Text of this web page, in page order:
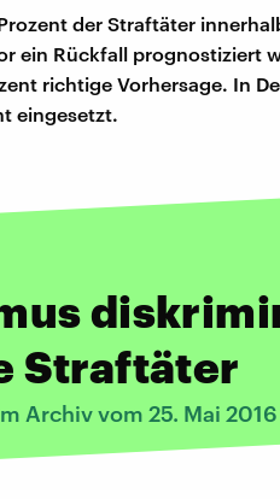
der Straftäter
ein Rückfall prognostiziert
richtige Vorhersage. In
eingesetzt.
Straftäter
Archiv vom 25. Mai 2016